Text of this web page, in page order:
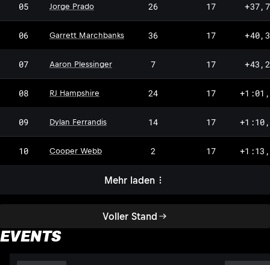
Voller Stand
05 Jorge Prado 26 17
06 Garrett Marchbanks 36 17
07 Aaron Plessinger 7 17
08 RJ Hampshire 24 17
09 Dylan Ferrandis 14 17
10 Cooper Webb 2 17
Mehr laden
EVENTS